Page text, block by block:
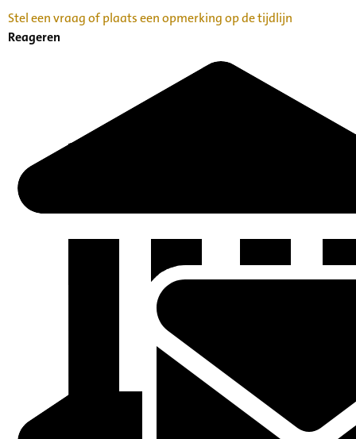
Stel een vraag of plaats een opmerking op de tijdlijn
Reageren